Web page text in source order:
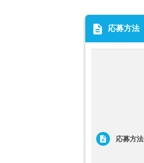
description 応募方法
応募方法